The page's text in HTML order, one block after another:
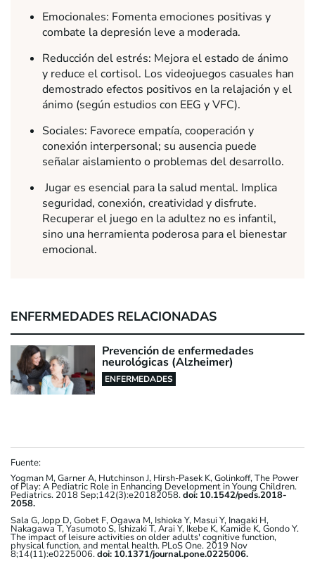
Emocionales: Fomenta emociones positivas y
combate la depresión leve a moderada.
Reducción del estrés: Mejora el estado de ánimo
y reduce el cortisol. Los videojuegos casuales han
demostrado efectos positivos en la relajación y el
ánimo (según estudios con EEG y VFC).
Sociales: Favorece empatía, cooperación y
conexión interpersonal; su ausencia puede
señalar aislamiento o problemas del desarrollo.
Jugar es esencial para la salud mental. Implica
seguridad, conexión, creatividad y disfrute.
Recuperar el juego en la adultez no es infantil,
sino una herramienta poderosa para el bienestar
emocional.
ENFERMEDADES RELACIONADAS
Prevención de enfermedades
neurológicas (Alzheimer)
ENFERMEDADES
Fuente:
Yogman M, Garner A, Hutchinson J, Hirsh-Pasek K, Golinkoff, The Power
of Play: A Pediatric Role in Enhancing Development in Young Children.
Pediatrics. 2018 Sep;142(3):e20182058.doi: 10.1542/peds.2018-
2058.
Sala G, Jopp D, Gobet F, Ogawa M, Ishioka Y, Masui Y, Inagaki H,
Nakagawa T, Yasumoto S, Ishizaki T, Arai Y, Ikebe K, Kamide K, Gondo Y.
The impact of leisure activities on older adults' cognitive function,
physical function, and mental health. PLoS One. 2019 Nov
8;14(11):e0225006.doi: 10.1371/journal.pone.0225006.